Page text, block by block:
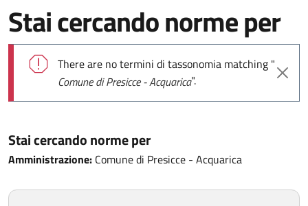
Stai cercando norme per
Messaggio di errore
There are no termini di tassonomia matching "
Comune di Presicce - Acquarica".
Stai cercando norme per
Amministrazione: Comune di Presicce - Acquarica